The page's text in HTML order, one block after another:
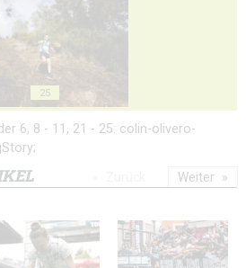
25
6, 8 - 11, 21 - 25: colin-olivero-
Weiter